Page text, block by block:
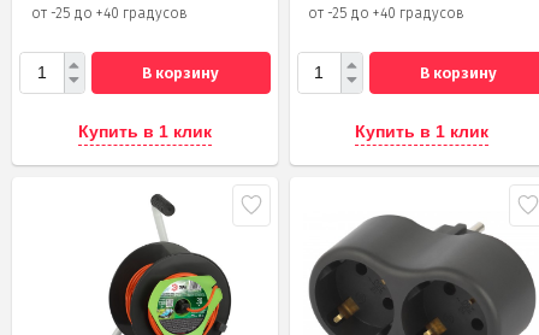
от -25 до +40 градусов
В корзину
Купить в 1 клик
от -25 до +40 градусов
В корзину
Купить в 1 клик